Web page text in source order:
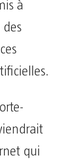
à
des
qui